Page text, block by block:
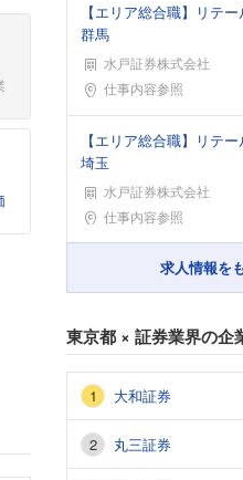
【エリア総合職】リテ
群馬
水戸証券株式会社
勤務地仕事内容参照
【エリア総合職】リテ
埼玉
水戸証券株式会社
勤務地仕事内容参照
求人情報を
東京都 × 証券業界の企
大和証券
丸三証券